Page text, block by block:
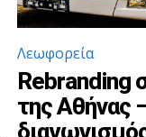
Λεωφορεία
Rebranding
της Αθήνας